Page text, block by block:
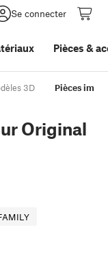
Se connecter
Pièces &
3D Pièces
Original